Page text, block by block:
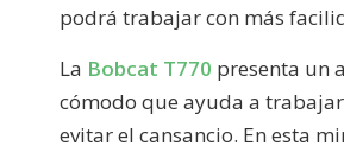
podrá trabajar con más
La Bobcat T770 presenta un
cómodo que ayuda a
evitar el cansancio. En esta